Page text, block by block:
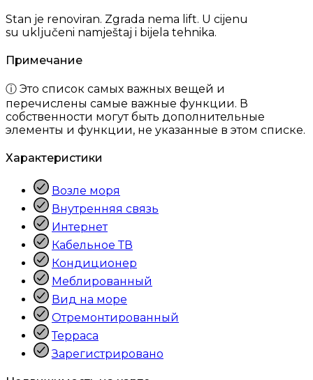
Stan je renoviran. Zgrada nema lift. U cijenu
su uključeni namještaj i bijela tehnika.
Примечание
ⓘ Это список самых важных вещей и
перечислены самые важные функции. В
собственности могут быть дополнительные
элементы и функции, не указанные в этом списке.
Характеристики
Возле моря
Внутренняя связь
Интернет
Кабельное ТВ
Кондиционер
Меблированный
Вид на море
Отремонтированный
Терраса
Зарегистрировано